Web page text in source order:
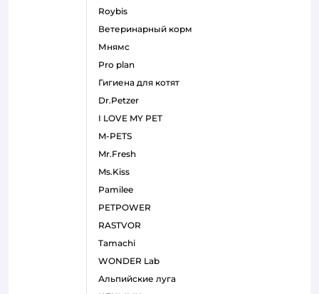
roybis
ветеринарный корм
мнямс
pro plan
гигиена для котят
Dr.Petzer
I LOVE MY PET
M-PETS
Mr.Fresh
Ms.Kiss
Pamilee
PETPOWER
RASTVOR
Tamachi
WONDER Lab
Альпийские луга